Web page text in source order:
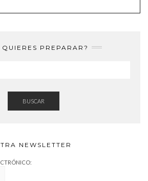
QUIERES PREPARAR?
BUSCAR
NEWSLETTER